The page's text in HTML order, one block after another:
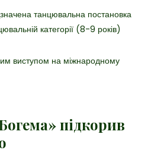
танцювальна постановка
категорії (8-9 років)
виступом на міжнародному
підкорив